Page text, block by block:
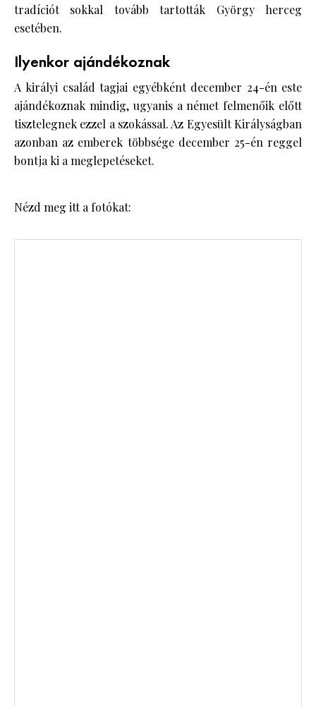
tradíciót sokkal tovább tartották György herceg
esetében.
Ilyenkor ajándékoznak
A királyi család tagjai egyébként december 24-én este
ajándékoznak mindig, ugyanis a német felmenőik előtt
tisztelegnek ezzel a szokással. Az Egyesült Királyságban
azonban az emberek többsége december 25-én reggel
bontja ki a meglepetéseket.
Nézd meg itt a fotókat: